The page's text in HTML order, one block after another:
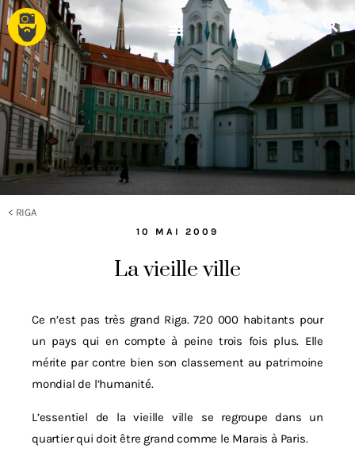
< RIGA
10 MAI 2009
La vieille ville
Ce n’est pas très grand Riga. 720 000 habitants pour
un pays qui en compte à peine trois fois plus. Elle
mérite par contre bien son classement au patrimoine
mondial de l’humanité.
L’essentiel de la vieille ville se regroupe dans un
quartier qui doit être grand comme le Marais à Paris.